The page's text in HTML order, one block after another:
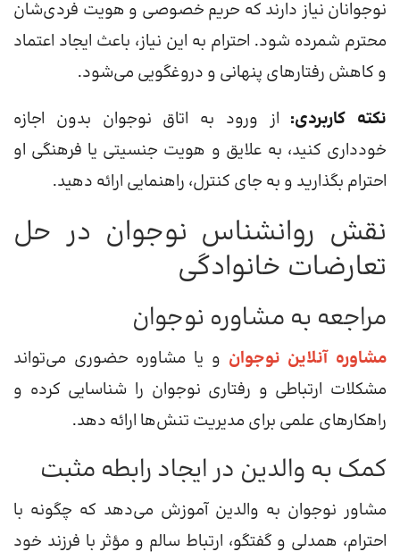
نوجوانان نیاز دارند که حریم خصوصی و هویت فردی‌شان
محترم شمرده شود. احترام به این نیاز، باعث ایجاد اعتماد
و کاهش رفتارهای پنهانی و دروغگویی می‌شود.
نکته کاربردی: از ورود به اتاق نوجوان بدون اجازه
خودداری کنید، به علایق و هویت جنسیتی یا فرهنگی او
احترام بگذارید و به جای کنترل، راهنمایی ارائه دهید.
نقش روانشناس نوجوان در حل
تعارضات خانوادگی
مراجعه به مشاوره نوجوان
مشاوره آنلاین نوجوان و یا مشاوره حضوری می‌تواند
مشکلات ارتباطی و رفتاری نوجوان را شناسایی کرده و
راهکارهای علمی برای مدیریت تنش‌ها ارائه دهد.
کمک به والدین در ایجاد رابطه مثبت
مشاور نوجوان به والدین آموزش می‌دهد که چگونه با
احترام، همدلی و گفتگو، ارتباط سالم و مؤثر با فرزند خود